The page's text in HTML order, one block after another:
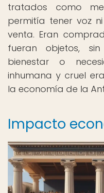
tratados como
permitía tener voz
venta. Eran
fueran objetos,
bienestar o
inhumana y cruel
la economía de la
Impacto